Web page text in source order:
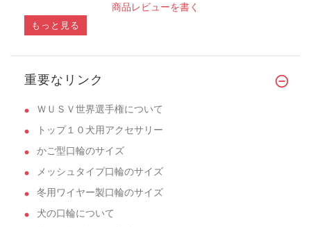
商品レビューを書く
もっと見る
重要なリンク
ＷＵＳＶ世界選手権について
トップ１０犬用アクセサリー
かご型口輪のサイズ
メッシュタイプ口輪のサイズ
冬用ワイヤー製口輪のサイズ
犬の口輪について